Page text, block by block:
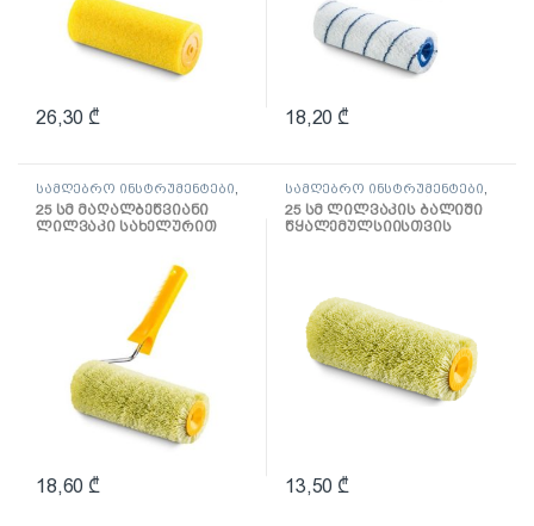
26,30 ₾ 18,20 ₾
სამღებრო ინსტრუმენტები
ლილვაკი და აქსესუარები
25 სმ მაღალბეწვიანი
ლილვაკი სახელურით
18,60 ₾
სამღებრო ინსტრუმენტები
ლილვაკი და აქსესუარები
25 სმ ლილვაკის ბალიში
წყალემულსიისთვის
13,50 ₾